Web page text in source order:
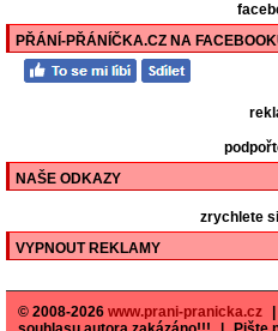
PŘÁNÍ-PŘÁNÍČKA.CZ NA
NAŠE ODKAZY
zrychlete
VYPNOUT REKLAMY
© 2008-2026 www.prani-pranicka.cz